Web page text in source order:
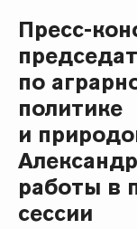
Пресс-
по
политике
и
работы в
сессии